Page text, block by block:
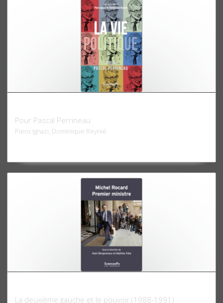
Pour Pascal Perrineau
Piero Ignazi, Dominique Reynié
La deuxième gauche et le pouvoir (1988-1991)